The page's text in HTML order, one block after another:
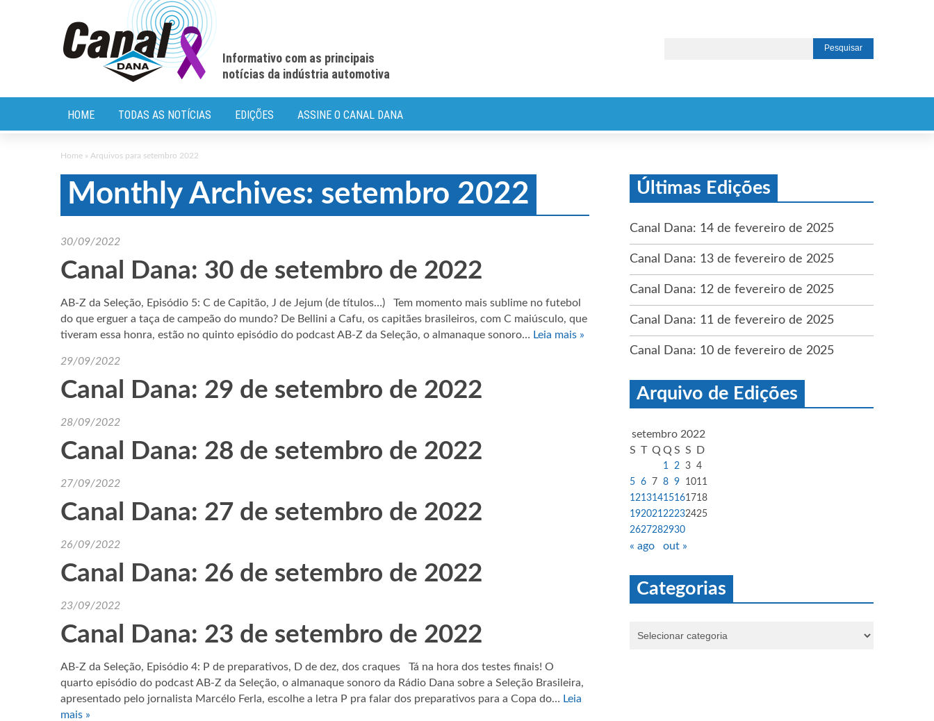
Informativo com as principais
notícias da indústria automotiva
HOME TODAS AS NOTÍCIAS EDIÇÕES ASSINE O CANAL DANA
Home » Arquivos para setembro 2022
Monthly Archives: setembro 2022
30/09/2022
Canal Dana: 30 de setembro de 2022
AB-Z da Seleção, Episódio 5: C de Capitão, J de Jejum (de títulos…) Tem momento mais sublime no futebol
do que erguer a taça de campeão do mundo? De Bellini a Cafu, os capitães brasileiros, com C maiúsculo, que
tiveram essa honra, estão no quinto episódio do podcast AB-Z da Seleção, o almanaque sonoro… Leia mais »
29/09/2022
Canal Dana: 29 de setembro de 2022
28/09/2022
Canal Dana: 28 de setembro de 2022
27/09/2022
Canal Dana: 27 de setembro de 2022
26/09/2022
Canal Dana: 26 de setembro de 2022
23/09/2022
Canal Dana: 23 de setembro de 2022
AB-Z da Seleção, Episódio 4: P de preparativos, D de dez, dos craques Tá na hora dos testes finais! O
quarto episódio do podcast AB-Z da Seleção, o almanaque sonoro da Rádio Dana sobre a Seleção Brasileira,
apresentado pelo jornalista Marcélo Ferla, escolhe a letra P pra falar dos preparativos para a Copa do… Leia
mais »
Últimas Edições
Canal Dana: 14 de fevereiro de 2025
Canal Dana: 13 de fevereiro de 2025
Canal Dana: 12 de fevereiro de 2025
Canal Dana: 11 de fevereiro de 2025
Canal Dana: 10 de fevereiro de 2025
Arquivo de Edições
setembro 2022
S T Q Q S S D
1 2 3 4
5 6 7 8 9 1011
12131415161718
19202122232425
2627282930
« ago out »
Categorias